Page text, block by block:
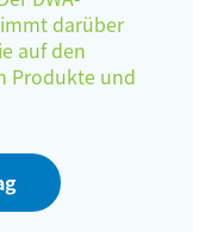
darüber
auf den
Produkte und